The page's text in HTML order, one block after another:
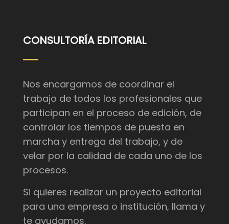
CONSULTORÍA EDITORIAL
Nos encargamos de coordinar el
trabajo de todos los profesionales que
participan en el proceso de edición, de
controlar los tiempos de puesta en
marcha y entrega del trabajo, y de
velar por la calidad de cada uno de los
procesos.
Si quieres realizar un proyecto editorial
para una empresa o institución, llama y
te ayudamos.